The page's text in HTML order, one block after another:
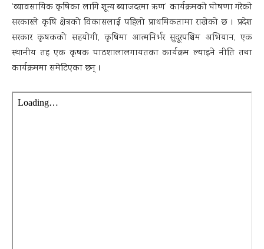
‘व्यावसायिक कृषिका लागि शून्य ब्याजदरमा ऋण’ कार्यक्रमको घोषणा गरेको
सरकारले कृषि क्षेत्रको विकासलाई पहिलो प्राथमिकतामा राखेको छ । प्रदेश
सरकार कृषकको सहयोगी, कृषिमा आत्मनिर्भर सुदूरपश्चिम अभियान, एक
स्थानीय तह एक कृषक पाठशालालगायतका कार्यक्रम ल्याइने नीति तथा
कार्यक्रममा समेटिएका छन् ।